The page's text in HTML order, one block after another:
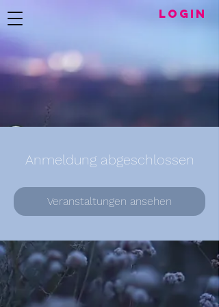
LogIN
Anmeldung abgeschlossen
Veranstaltungen ansehen